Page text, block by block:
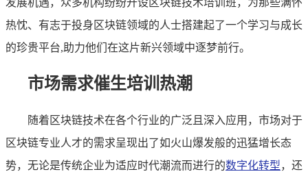
热忱、有志于投身区块链领域的人士搭建起了一个学习与成长
的珍贵平台,助力他们在这片新兴领域中逐梦前行。
市场需求催生培训热潮
随着区块链技术在各个行业的广泛且深入应用，市场对于
区块链专业人才的需求呈现出了如火山爆发般的迅猛增长态
势，无论是传统企业为适应时代潮流而进行的数字化转型，还